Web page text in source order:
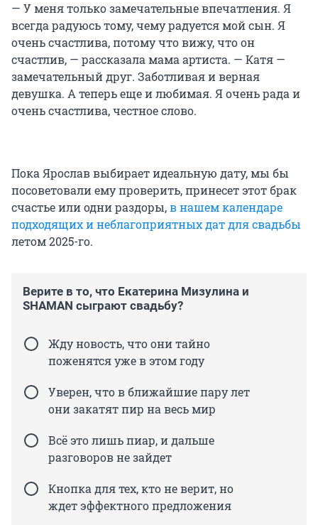
— У меня только замечательные впечатления. Я
всегда радуюсь тому, чему радуется мой сын. Я
очень счастлива, потому что вижу, что он
счастлив, — рассказала мама артиста. — Катя —
замечательный друг. Заботливая и верная
девушка. А теперь еще и любимая. Я очень рада и
очень счастлива, честное слово.
Пока Ярослав выбирает идеальную дату, мы бы
посоветовали ему проверить, принесет этот брак
счастье или одни раздоры,в нашем календаре
подходящих и неблагоприятных дат для свадьбы
летом 2025-го.
Верите в то, что Екатерина Мизулина и
SHAMAN сыграют свадьбу?
Жду новость, что они тайно
поженятся уже в этом году
Уверен, что в ближайшие пару лет
они закатят пир на весь мир
Всё это лишь пиар, и дальше
разговоров не зайдет
Кнопка для тех, кто не верит, но
ждет эффектного предложения